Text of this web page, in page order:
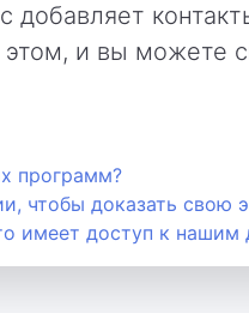
добавляет
и вы можете
программ?
чтобы доказать свою
имеет доступ к нашим